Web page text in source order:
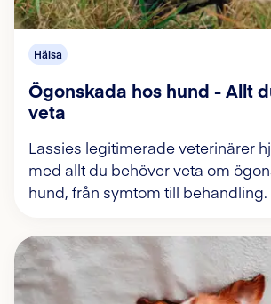
Hälsa
Ögonskada hos hund - Allt
veta
Lassies legitimerade veterinärer
med allt du behöver veta om
hund, från symtom till behandling.